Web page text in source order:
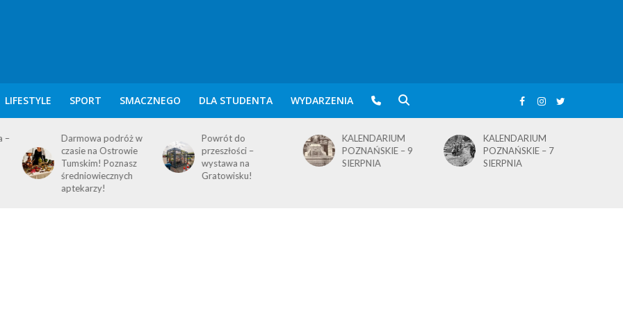
LIFESTYLE SPORT SMACZNEGO DLA STUDENTA WYDARZENIA
Powrót do
przeszłości –
wystawa na
Gratowisku!
KALENDARIUM
POZNAŃSKIE – 9
SIERPNIA
KALENDARIUM
POZNAŃSKIE – 7
SIERPNIA
KALENDARIUM
POZNAŃSKIE – 5
SIERPNIA